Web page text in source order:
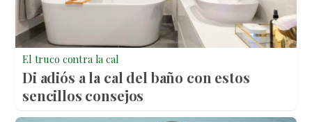
El truco contra la cal
Di adiós a la cal del baño con estos
sencillos consejos